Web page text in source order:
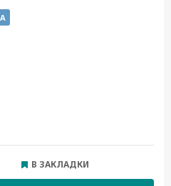
В ЗАКЛАДКИ